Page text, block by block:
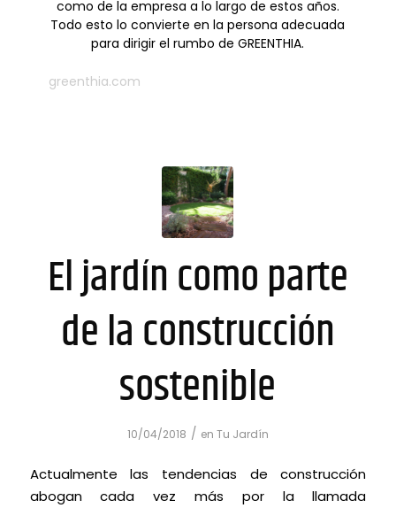
como de la empresa a lo largo de estos años.
Todo esto lo convierte en la persona adecuada
para dirigir el rumbo de GREENTHIA.
greenthia.com
El jardín como parte
de la construcción
sostenible
10/04/2018 / en Tu Jardín
Actualmente las tendencias de construcción
abogan cada vez más por la llamada